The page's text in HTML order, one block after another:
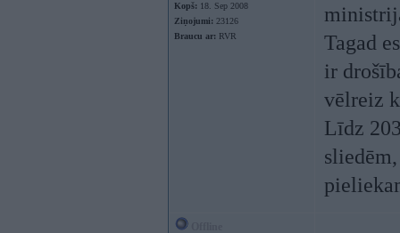
Kopš: 18. Sep 2008
Ziņojumi: 23126
Braucu ar: RVR
Tagad
ir
vēlreiz
Līdz